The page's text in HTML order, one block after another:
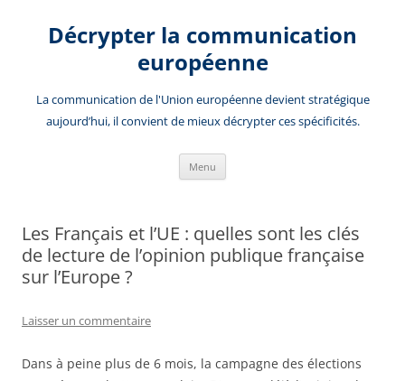
contenuDécrypter la communication
européenne
La communication de l'Union européenne devient stratégique
aujourd’hui, il convient de mieux décrypter ces spécificités.
Menu
Les Français et l’UE : quelles sont les clés
de lecture de l’opinion publique française
sur l’Europe ?
Laisser un commentaire
Dans à peine plus de 6 mois, la campagne des élections